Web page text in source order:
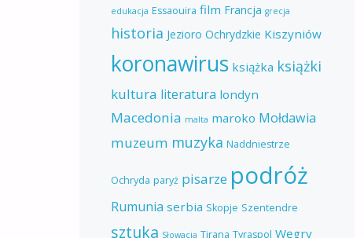
edukacja Essaouira film Francja grecja
historia Jezioro Ochrydzkie Kiszyniów
koronawirus książka książki
kultura literatura londyn
Macedonia malta maroko Mołdawia
muzeum muzyka Naddniestrze
Ochryda paryż pisarze podróż
Rumunia serbia Skopje Szentendre
sztuka Słowacja Tirana Tyraspol Węgry